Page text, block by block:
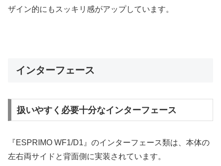
ザイン的にもスッキリ感がアップしています。
インターフェース
扱いやすく必要十分なインターフェース
『ESPRIMO WF1/D1』のインターフェース類は、本体の
左右両サイドと背面側に実装されています。